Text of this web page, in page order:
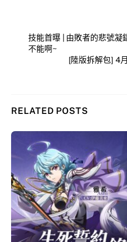
技能首曝 | 由敗者的悲號凝
不能啊~
[陸版拆解包] 4
RELATED POSTS